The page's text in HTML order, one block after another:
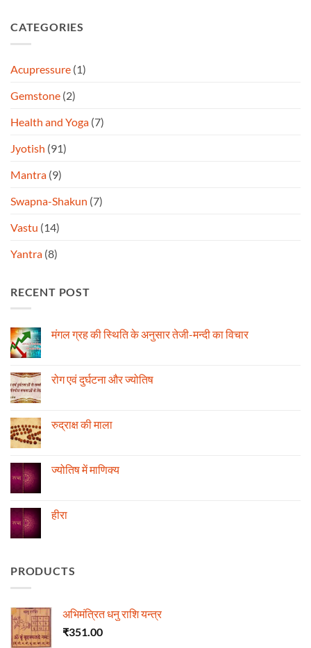
CATEGORIES
Acupressure (1)
Gemstone (2)
Health and Yoga (7)
Jyotish (91)
Mantra (9)
Swapna-Shakun (7)
Vastu (14)
Yantra (8)
RECENT POST
मंगल ग्रह की स्थिति के अनुसार तेजी-मन्दी का विचार
मंगल
ग्रह
अनुसार
तेजी-
रोग एवं दुर्घटना और ज्योतिष
रोग
एवं
रुद्राक्ष की माला
रुद्राक्ष
की
ज्योतिष में माणिक्य
ज्योतिष
मेंहीरा
PRODUCTS
अभिमंत्रित धनु राशि यन्त्र
₹351.00